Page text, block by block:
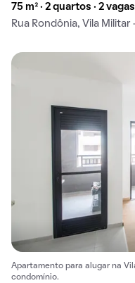
75 m² · 2 quartos · 2 vagas
Rua Rondônia, Vila Militar
Apartamento para alugar na
condomínio.